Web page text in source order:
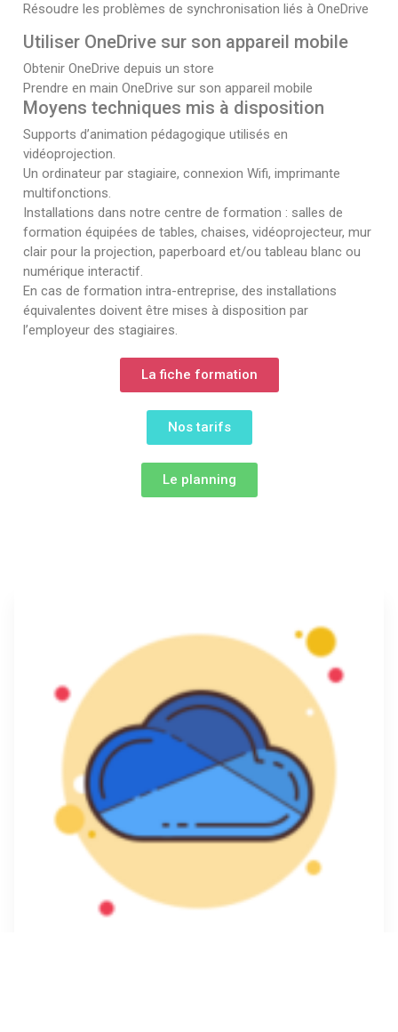
Résoudre les problèmes de synchronisation liés à OneDrive
Utiliser OneDrive sur son appareil mobile
Obtenir OneDrive depuis un store
Prendre en main OneDrive sur son appareil mobile
Moyens techniques mis à disposition
Supports d’animation pédagogique utilisés en
vidéoprojection.
Un ordinateur par stagiaire, connexion Wifi, imprimante
multifonctions.
Installations dans notre centre de formation : salles de
formation équipées de tables, chaises, vidéoprojecteur, mur
clair pour la projection, paperboard et/ou tableau blanc ou
numérique interactif.
En cas de formation intra-entreprise, des installations
équivalentes doivent être mises à disposition par
l’employeur des stagiaires.
La fiche formation
Nos tarifs
Le planning